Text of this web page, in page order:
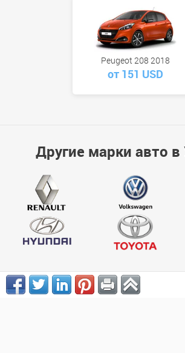
Peugeot 208 2018
от 151 USD
Другие марки авто в